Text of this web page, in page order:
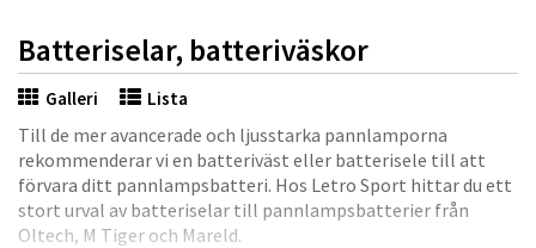
Batteriselar, batteriväskor
Galleri Lista
Till de mer avancerade och ljusstarka pannlamporna
rekommenderar vi en batteriväst eller batterisele till att
förvara ditt pannlampsbatteri. Hos Letro Sport hittar du ett
stort urval av batteriselar till pannlampsbatterier från
Oltech, M Tiger och Mareld.